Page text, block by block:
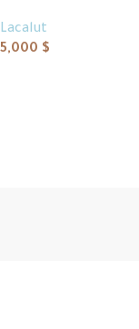
Lacalut
5,000 $